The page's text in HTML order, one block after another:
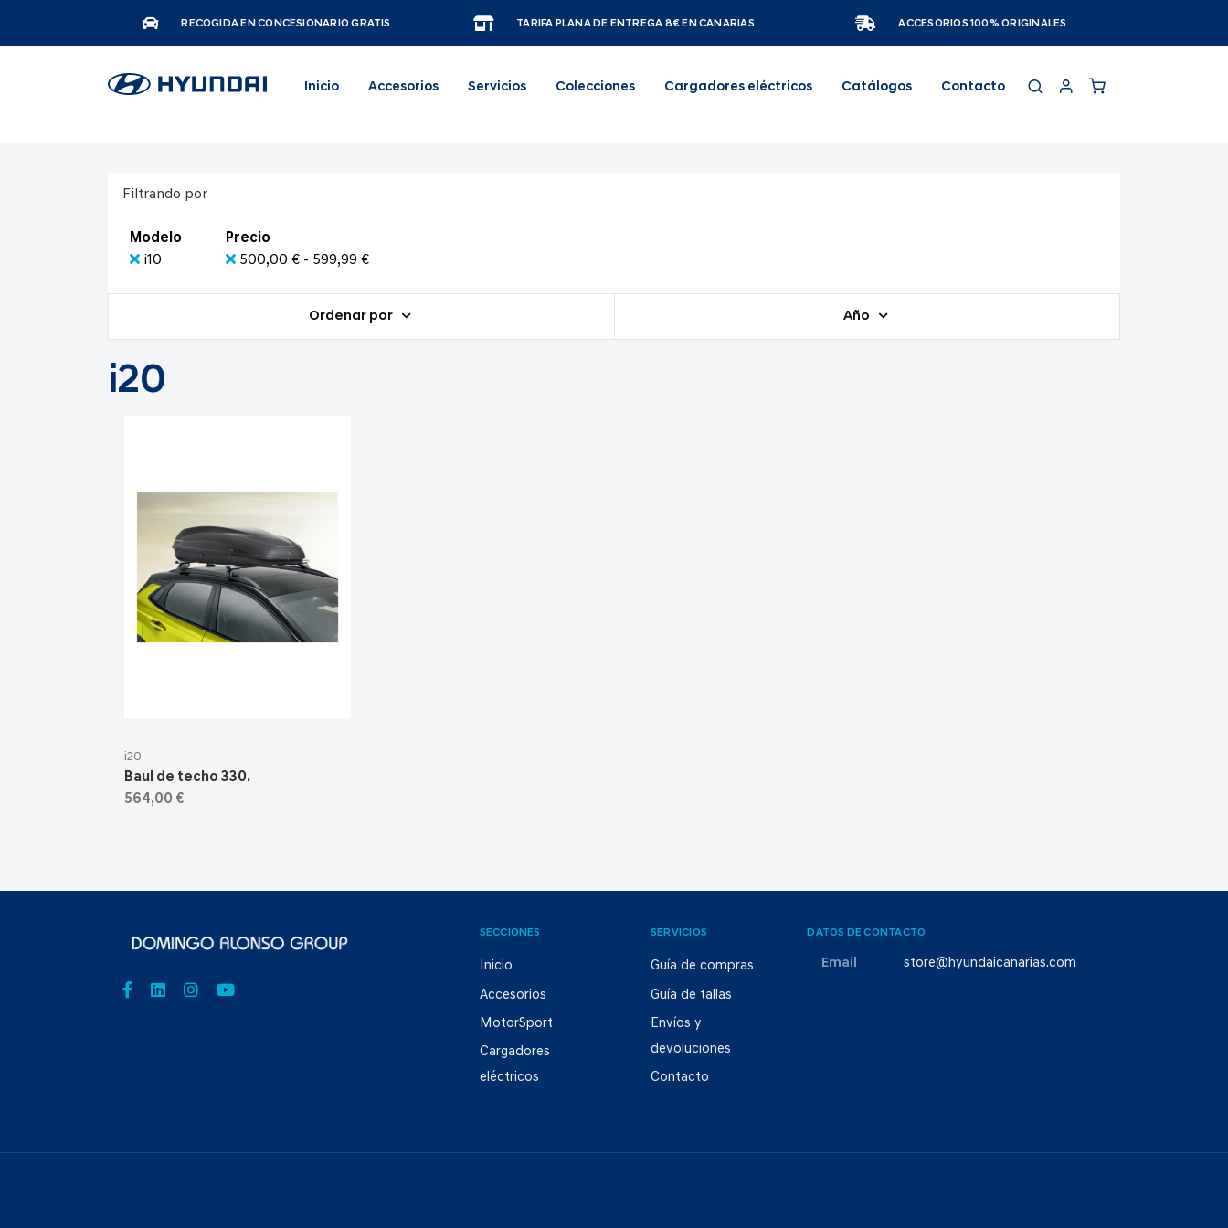
RECOGIDA EN CONCESIONARIO GRATIS TARIFA PLANA DE ENTREGA 8€ EN CANARIAS ACCESORIOS 100% ORIGINALES
Inicio Accesorios Servicios Colecciones Cargadores eléctricos Catálogos Contacto
Filtrando por
Modelo
i10
Precio
500,00 € - 599,99 €
Ordenar por Año
i20
i20
Baul de techo 330.
564,00 €
SECCIONES
Inicio
Accesorios
MotorSport
Cargadores
eléctricos
SERVICIOS
Guía de compras
Guía de tallas
Envíos y
devoluciones
Contacto
DATOS DE CONTACTO
Email store@hyundaicanarias.com